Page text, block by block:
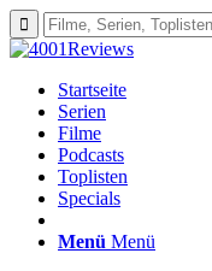
Startseite
Serien
Filme
Podcasts
Toplisten
Specials
Menü Menü